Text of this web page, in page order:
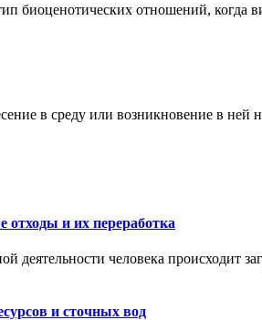
отношений, когда
в среду или возникновение в ней
и их переработка
деятельности человека происходит
и сточных вод